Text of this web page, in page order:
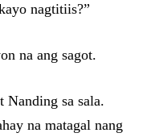
nagtitiis?”
na ang sagot.
Nanding sa sala.
na matagal nang